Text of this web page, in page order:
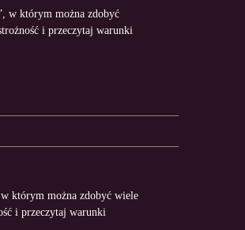
w którym można zdobyć
i przeczytaj warunki
którym można zdobyć wiele
i przeczytaj warunki